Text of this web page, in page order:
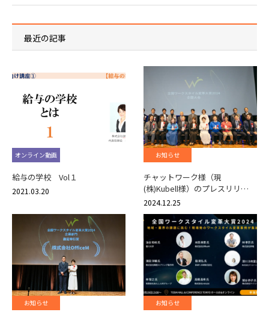
最近の記事
オンライン動画
給与の学校 Vol１
2021.03.20
お知らせ
チャットワーク様（現
(株)Kubell様）のプレスリリ…
2024.12.25
お知らせ お知らせ